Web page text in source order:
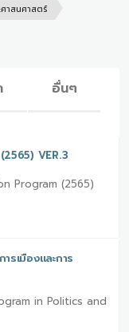
ศาสนศาสตร์
อื่นๆ
VER.3
Program (2565)
เมืองและการ
in Politics and